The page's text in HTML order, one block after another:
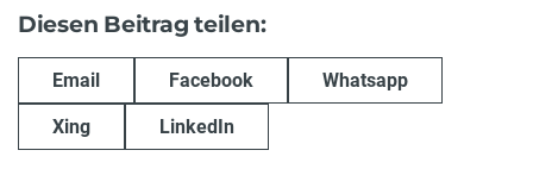
Diesen Beitrag teilen:
Email Facebook Whatsapp
Xing LinkedIn